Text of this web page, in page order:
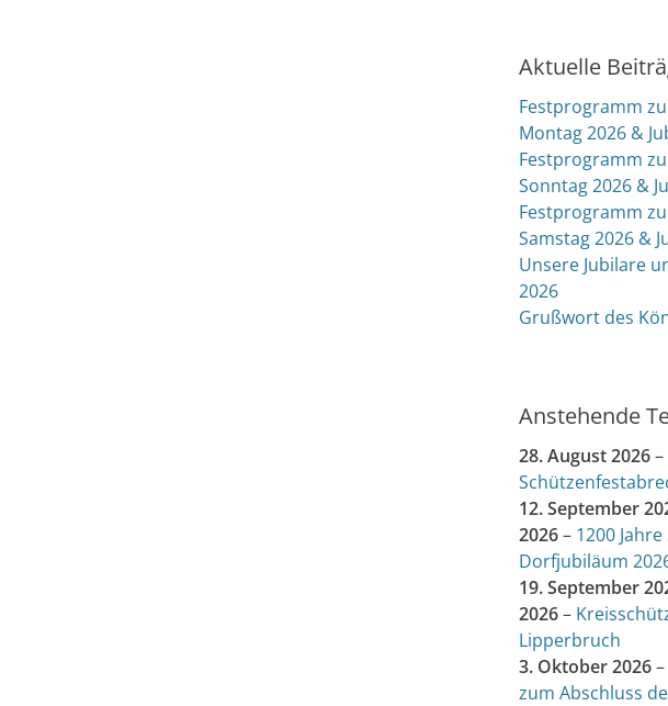
Aktuelle
Festprogramm
Montag 2026 &
Festprogramm
Sonntag 2026 &
Festprogramm
Samstag 2026 &
Unsere Jubilare
2026
Grußwort des
Anstehende
28. August 2026–
12. September
2026– 1200
Dorfjubiläum
19. September
2026–
Lipperbruch
3. Oktober 2026–
zum Abschluss